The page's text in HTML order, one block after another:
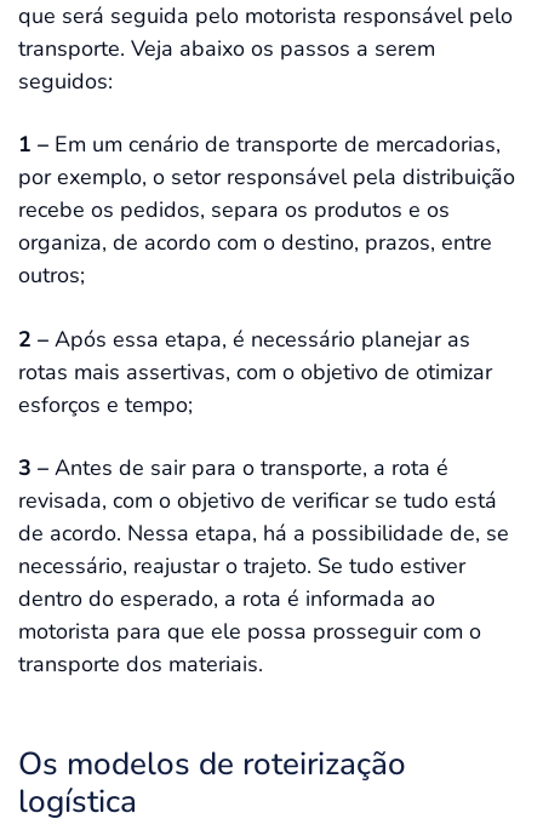
que será seguida pelo motorista responsável pelo
transporte. Veja abaixo os passos a serem
seguidos:
1 – Em um cenário de transporte de mercadorias,
por exemplo, o setor responsável pela distribuição
recebe os pedidos, separa os produtos e os
organiza, de acordo com o destino, prazos, entre
outros;
2 – Após essa etapa, é necessário planejar as
rotas mais assertivas, com o objetivo de otimizar
esforços e tempo;
3 – Antes de sair para o transporte, a rota é
revisada, com o objetivo de verificar se tudo está
de acordo. Nessa etapa, há a possibilidade de, se
necessário, reajustar o trajeto. Se tudo estiver
dentro do esperado, a rota é informada ao
motorista para que ele possa prosseguir com o
transporte dos materiais.
Os modelos de roteirização
logística